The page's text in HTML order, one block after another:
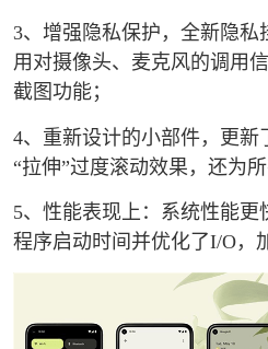
3、增强隐私保护，全新隐私
用对摄像头、麦克风的调用
截图功能；
4、重新设计的小部件，更新
“拉伸”过度滚动效果，还为
5、性能表现上：系统性能更
程序启动时间并优化了I/O，